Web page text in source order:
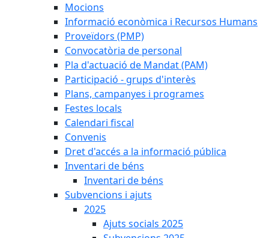
Mocions
Informació econòmica i Recursos Humans
Proveïdors (PMP)
Convocatòria de personal
Pla d'actuació de Mandat (PAM)
Participació - grups d'interès
Plans, campanyes i programes
Festes locals
Calendari fiscal
Convenis
Dret d'accés a la informació pública
Inventari de béns
Inventari de béns
Subvencions i ajuts
2025
Ajuts socials 2025